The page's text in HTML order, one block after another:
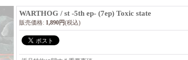
WARTHOG / st -5th ep- (7ep) Toxic state
販売価格: 1,890円(税込)